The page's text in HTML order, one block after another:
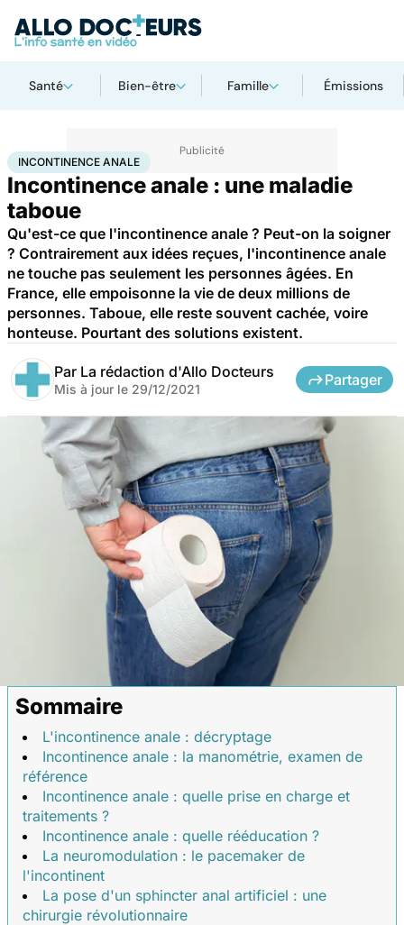
Santé Bien-être Famille Émissions
AccueilSantéIncontinence anale
INCONTINENCE ANALE
Incontinence anale : une maladie
taboue
Qu'est-ce que l'incontinence anale ? Peut-on la soigner
? Contrairement aux idées reçues, l'incontinence anale
ne touche pas seulement les personnes âgées. En
France, elle empoisonne la vie de deux millions de
personnes. Taboue, elle reste souvent cachée, voire
honteuse. Pourtant des solutions existent.
Par La rédaction d'Allo Docteurs
Mis à jour le 29/12/2021
Partager
Sommaire
L'incontinence anale : décryptage
Incontinence anale : la manométrie, examen de
référence
Incontinence anale : quelle prise en charge et
traitements ?
Incontinence anale : quelle rééducation ?
La neuromodulation : le pacemaker de
l'incontinent
La pose d'un sphincter anal artificiel : une
chirurgie révolutionnaire